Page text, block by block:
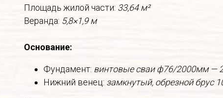
Площадь жилой части: 33,64 м²
Веранда: 5,8×1,9 м
Основание:
Фундамент: винтовые сваи ф76/2000мм —
Нижний венец: замкнутый, обрезной брус